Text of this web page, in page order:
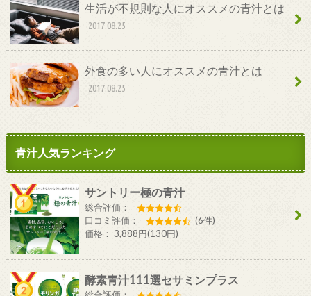
生活が不規則な人にオススメの青汁とは
2017.08.25
外食の多い人にオススメの青汁とは
2017.08.25
青汁人気ランキング
サントリー極の青汁
総合評価：
口コミ評価：
(6件)
価格： 3,888円(130円)
酵素青汁111選セサミンプラス